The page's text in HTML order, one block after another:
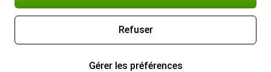
Refuser
Gérer les préférences